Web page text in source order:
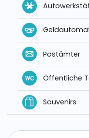
Postämter
Öffentliche
Souvenirs